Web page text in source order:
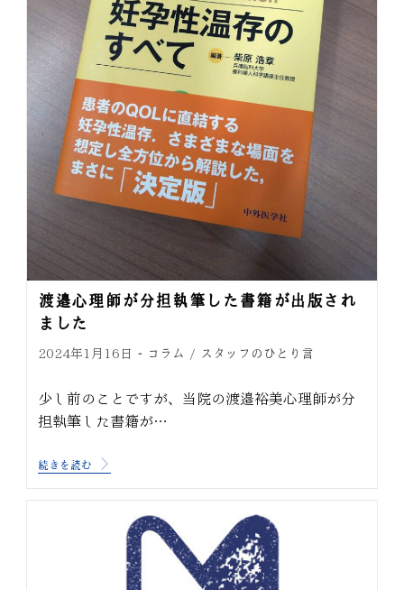
渡邉心理師が分担執筆した書籍が出版され
ました
2024年1月16日 コラム / スタッフのひとり言
少し前のことですが、当院の渡邉裕美心理師が分
担執筆した書籍が…
続きを読む